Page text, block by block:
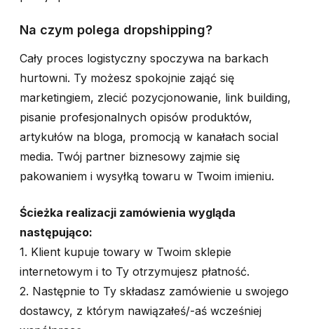
Na czym polega dropshipping?
Cały proces logistyczny spoczywa na barkach
hurtowni. Ty możesz spokojnie zająć się
marketingiem, zlecić pozycjonowanie, link building,
pisanie profesjonalnych opisów produktów,
artykułów na bloga, promocją w kanałach social
media. Twój partner biznesowy zajmie się
pakowaniem i wysyłką towaru w Twoim imieniu.
Ścieżka realizacji zamówienia wygląda
następująco:
1. Klient kupuje towary w Twoim sklepie
internetowym i to Ty otrzymujesz płatność.
2. Następnie to Ty składasz zamówienie u swojego
dostawcy, z którym nawiązałeś/-aś wcześniej